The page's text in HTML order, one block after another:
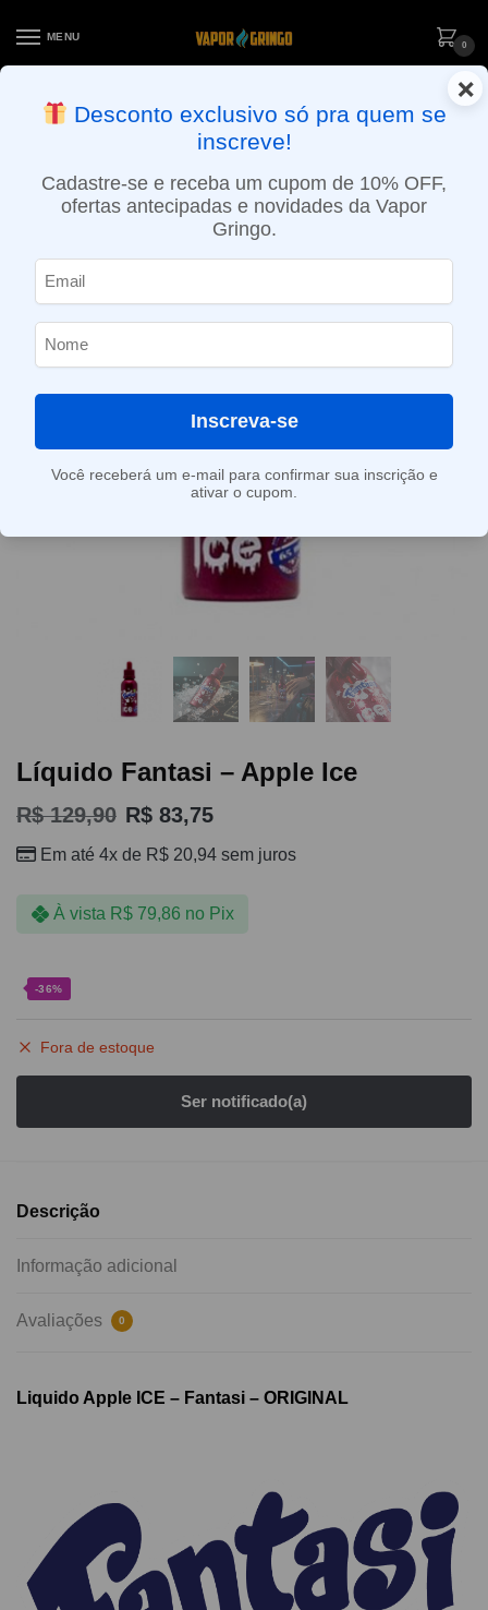
MENU
0
ENTREGA NO MESMO DIA EM SÃO PAULO (SEG A SEX): PEDIDOS
APROVADOS ATÉ 15:30 VIA MOTOBOY
Líquido Fantasi – Apple Ice
R$129,90 R$ 83,75
Em até 4x de R$ 20,94 sem juros
À vista R$79,86 no Pix
-36%
Fora de estoque
Descrição
Informação adicional
Avaliações 0
Liquido Apple ICE – Fantasi – ORIGINAL
×
Desconto exclusivo só pra quem se
inscreve!
Cadastre-se e receba um cupom de 10% OFF,
ofertas antecipadas e novidades da Vapor
Gringo.
Inscreva-se
Você receberá um e-mail para confirmar sua inscrição e
ativar o cupom.